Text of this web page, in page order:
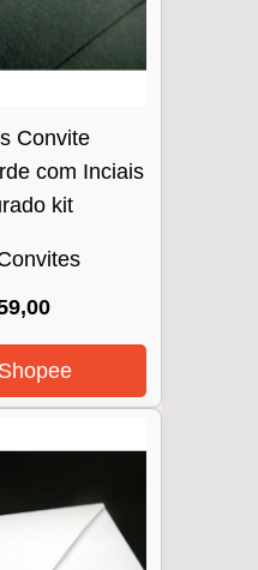
Convite
com Inciais
kit